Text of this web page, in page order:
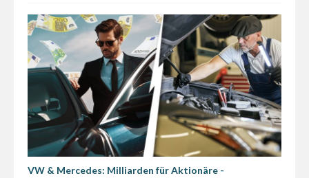
VW & Mercedes: Milliarden für Aktionäre -